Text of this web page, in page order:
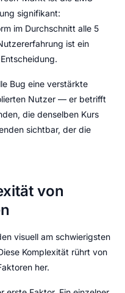
signifikant:
im Durchschnitt alle 5
ist ein
Bug eine verstärkte
Nutzer — er betrifft
die denselben Kurs
sichtbar, der die
von
visuell am schwierigsten
Komplexität rührt von
her.